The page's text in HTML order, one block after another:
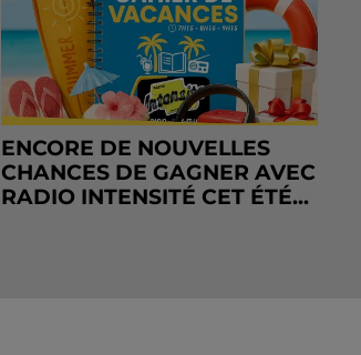
ENCORE DE NOUVELLES
CHANCES DE GAGNER AVEC
RADIO INTENSITÉ CET ÉTÉ...